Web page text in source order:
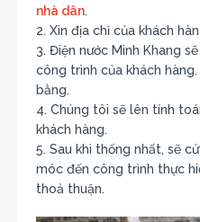
nhà dân.
2. Xin địa chỉ của khách
3. Điện nước Minh Khang
công trình của khách
bằng.
4. Chúng tôi sẽ lên tính
khách hàng.
5. Sau khi thống nhất, sẽ
móc đến công trình thực
thoả thuận.